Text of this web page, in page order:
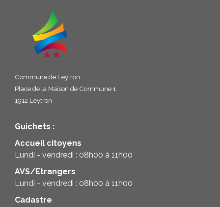
Commune de Leytron
Place de la Maison de Commune 1
1912 Leytron
Guichets :
Accueil citoyens
Lundi - vendredi : 08h00 à 11h00
AVS/Etrangers
Lundi - vendredi : 08h00 à 11h00
Cadastre